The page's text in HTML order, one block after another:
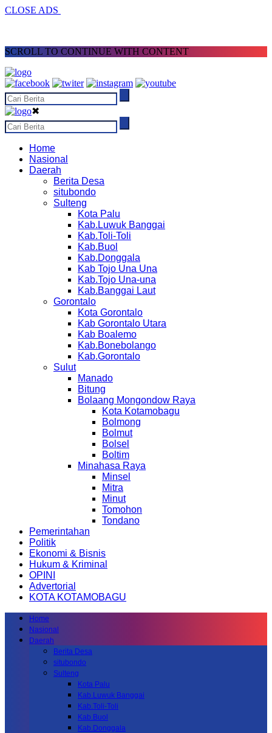
CLOSE ADS
SCROLL TO CONTINUE WITH CONTENT
✖
Home
Nasional
Daerah
Berita Desa
situbondo
Sulteng
Kota Palu
Kab.Luwuk Banggai
Kab.Toli-Toli
Kab.Buol
Kab.Donggala
Kab Tojo Una Una
Kab.Tojo Una-una
Kab.Banggai Laut
Gorontalo
Kota Gorontalo
Kab Gorontalo Utara
Kab Boalemo
Kab.Bonebolango
Kab.Gorontalo
Sulut
Manado
Bitung
Bolaang Mongondow Raya
Kota Kotamobagu
Bolmong
Bolmut
Bolsel
Boltim
Minahasa Raya
Minsel
Mitra
Minut
Tomohon
Tondano
Pemerintahan
Politik
Ekonomi & Bisnis
Hukum & Kriminal
OPINI
Advertorial
KOTA KOTAMOBAGU
Home
Nasional
Daerah
Berita Desa
situbondo
Sulteng
Kota Palu
Kab.Luwuk Banggai
Kab.Toli-Toli
Kab.Buol
Kab.Donggala